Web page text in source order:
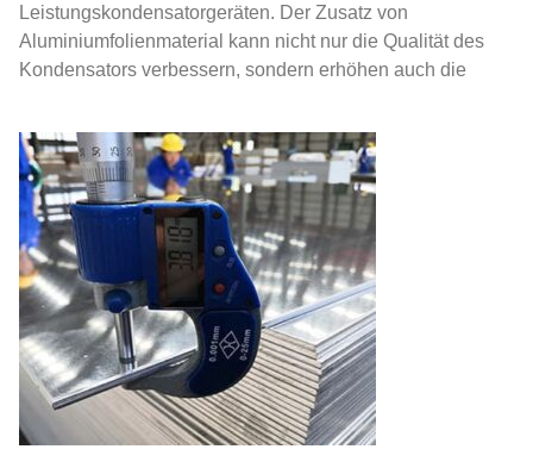
Leistungskondensatorgeräten. Der Zusatz von
Aluminiumfolienmaterial kann nicht nur die Qualität des
Kondensators verbessern, sondern erhöhen auch die
Lebensdauer des Kondensators.